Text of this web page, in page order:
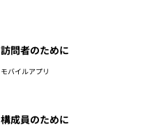
訪問者のために
モバイルアプリ
構成員のために